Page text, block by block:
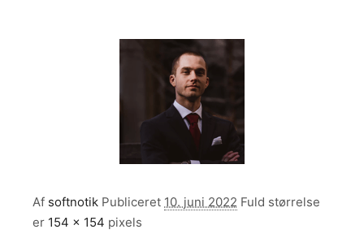
Af softnotik Publiceret 10. juni 2022 Fuld størrelse
er 154 × 154 pixels